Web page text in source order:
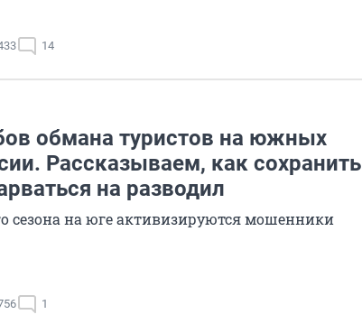
14
обмана туристов на южных
Рассказываем, как сохранить
на разводил
сезона на юге активизируются мошенники
1